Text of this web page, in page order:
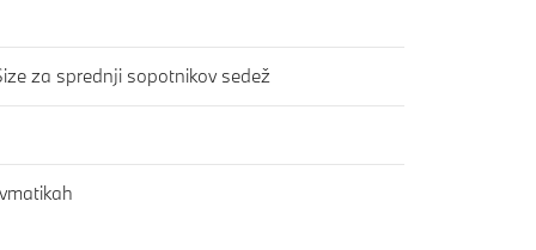
za sprednji sopotnikov sedež